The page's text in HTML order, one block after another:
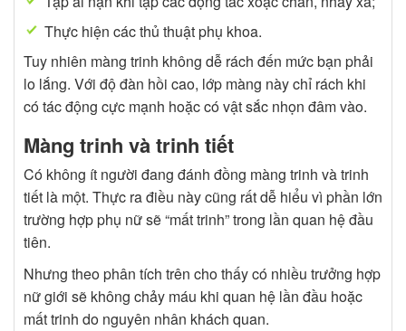
Thực hiện các thủ thuật phụ khoa.
Tuy nhiên màng trinh không dễ rách đến mức bạn phải
lo lắng. Với độ đàn hồi cao, lớp màng này chỉ rách khi
có tác động cực mạnh hoặc có vật sắc nhọn đâm vào.
Màng trinh và trinh tiết
Có không ít người đang đánh đồng màng trinh và trinh
tiết là một. Thực ra điều này cũng rất dễ hiểu vì phần lớn
trường hợp phụ nữ sẽ “mất trinh” trong lần quan hệ đầu
tiên.
Nhưng theo phân tích trên cho thấy có nhiều trưởng hợp
nữ giới sẽ không chảy máu khi quan hệ lần đầu hoặc
mất trinh do nguyên nhân khách quan.